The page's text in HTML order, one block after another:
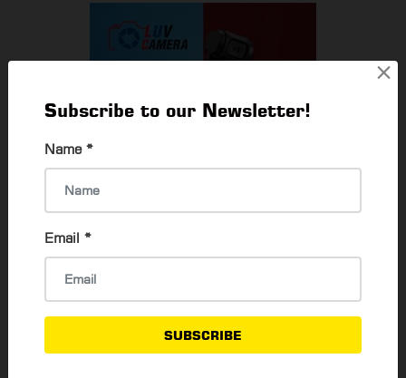
×
Subscribe to our Newsletter!
Name *
Email *
SUBSCRIBE